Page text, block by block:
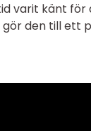
varit känt
den till ett